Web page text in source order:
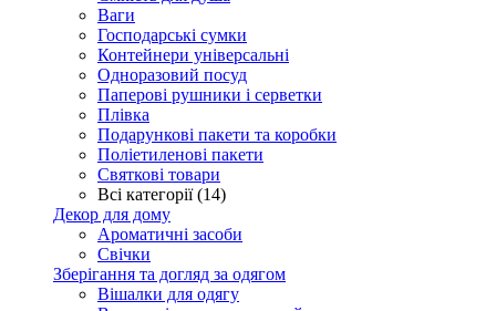
Ваги
Господарські сумки
Контейнери універсальні
Одноразовий посуд
Паперові рушники і серветки
Плівка
Подарункові пакети та коробки
Поліетиленові пакети
Святкові товари
Всі категорії (14)
Декор для дому
Ароматичні засоби
Свічки
Зберігання та догляд за одягом
Вішалки для одягу